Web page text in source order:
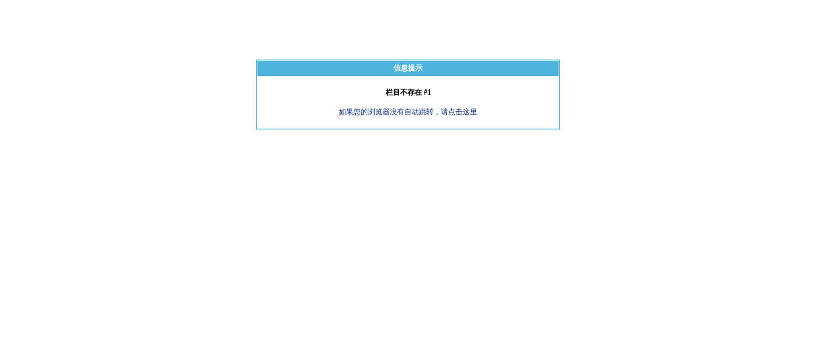
信息提示
栏目不存在 #1
如果您的浏览器没有自动跳转，请点击这里